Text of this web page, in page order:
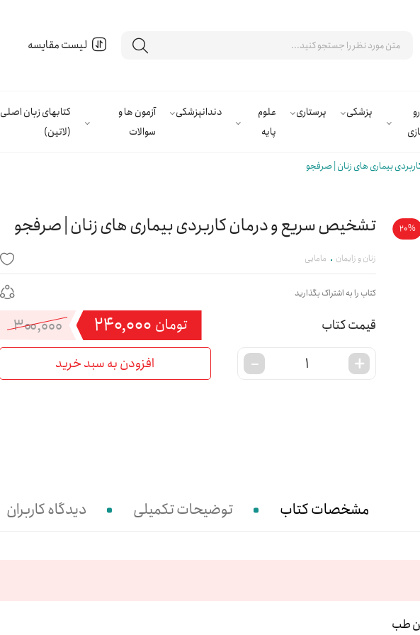
لیست مقایسه
پزشکی پرستاری
علوم
پایه
دندانپزشکی
آزمون ها و
سوالات
کتابهای زبان اصلی
(لاتین)
بیماری های زنان | صرفجو
20% تشخیص سریع و درمان کاربردی بیماری های زنان | صرفجو
زنان و زایمان مامایی
کتاب را به اشتراک بگذارید
۳۰۰,۰۰۰ ۲۴۰,۰۰۰ تومان
افزودن به سبد خرید
مشخصات کتاب توضیحات تکمیلی دیدگاه کاربران
طب